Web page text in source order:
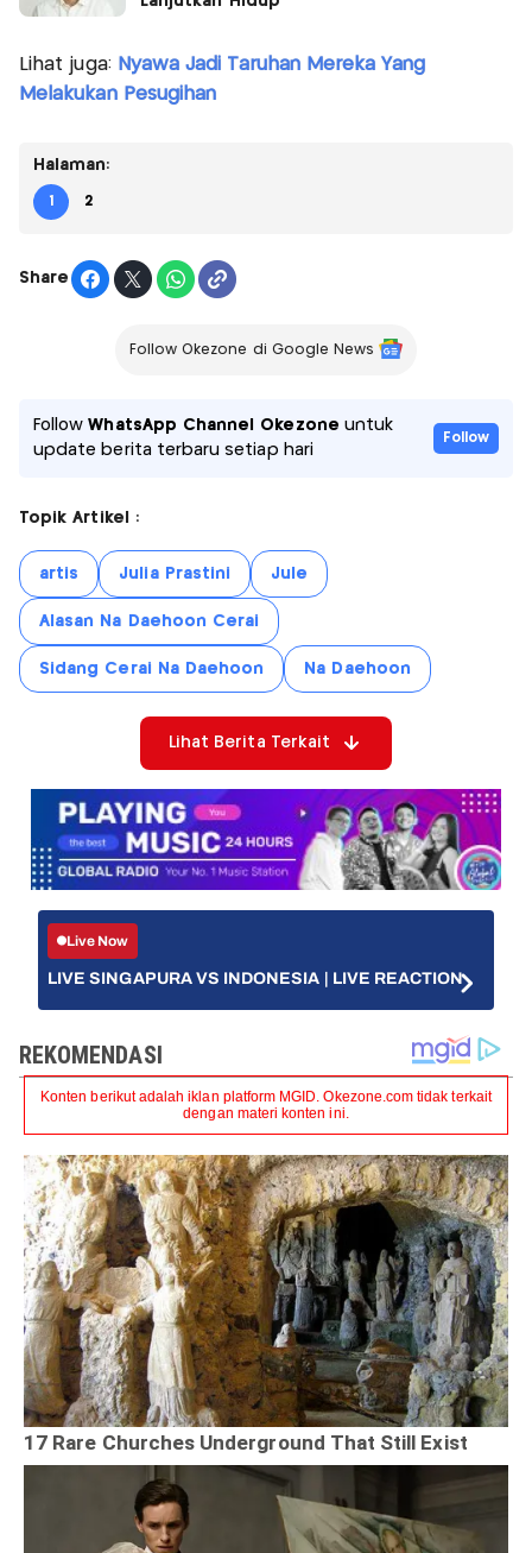
Lihat juga: Nyawa Jadi Taruhan Mereka Yang
Melakukan Pesugihan
Halaman:
1 2
Share
Follow Okezone di Google News
FollowWhatsApp Channel Okezone untuk
update berita terbaru setiap hari
Follow
Topik Artikel :
artis Julia Prastini Jule
Alasan Na Daehoon Cerai
Sidang Cerai Na Daehoon Na Daehoon
Lihat Berita Terkait
Live Now
LIVE SINGAPURA VS INDONESIA | LIVE REACTION